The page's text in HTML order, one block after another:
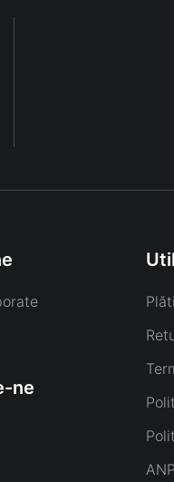
ne
Plăti